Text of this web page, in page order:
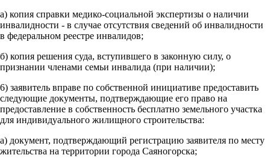
а) копия справки медико-социальной экспертизы о наличии
инвалидности - в случае отсутствия сведений об инвалидности
в федеральном реестре инвалидов;
б) копия решения суда, вступившего в законную силу, о
признании членами семьи инвалида (при наличии);
6) заявитель вправе по собственной инициативе предоставить
следующие документы, подтверждающие его право на
предоставление в собственность бесплатно земельного участка
для индивидуального жилищного строительства:
а) документ, подтверждающий регистрацию заявителя по месту
жительства на территории города Саяногорска;